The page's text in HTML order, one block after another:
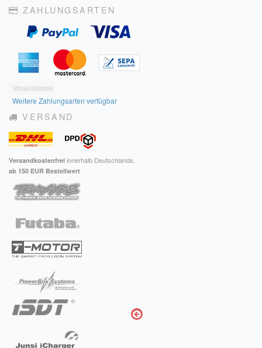
ZAHLUNGSARTEN
Vorauskasse
Weitere Zahlungsarten verfügbar
VERSAND
Versandkostenfrei innerhalb Deutschlands,
ab 150 EUR Bestellwert